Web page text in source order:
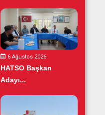
6 Ağustos 2026
HATSO Başkan
Adayı...